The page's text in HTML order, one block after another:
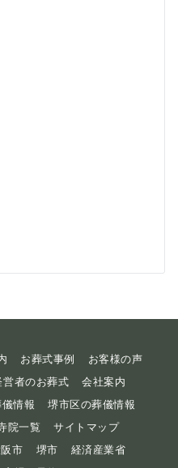
お葬式事例
お客様の声
営者のお葬式
会社案内
情報
堺市区の葬儀情報
院一覧
サイトマップ
市 堺市
経済産業省